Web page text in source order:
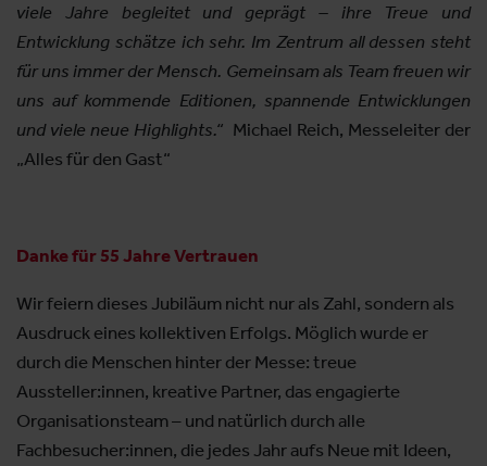
viele Jahre begleitet und geprägt – ihre Treue und
Entwicklung schätze ich sehr. Im Zentrum all dessen steht
für uns immer der Mensch. Gemeinsam als Team freuen wir
uns auf kommende Editionen, spannende Entwicklungen
und viele neue Highlights.“ Michael Reich, Messeleiter der
„Alles für den Gast“
Danke für 55 Jahre Vertrauen
Wir feiern dieses Jubiläum nicht nur als Zahl, sondern als
Ausdruck eines kollektiven Erfolgs. Möglich wurde er
durch die Menschen hinter der Messe: treue
Aussteller:innen, kreative Partner, das engagierte
Organisationsteam – und natürlich durch alle
Fachbesucher:innen, die jedes Jahr aufs Neue mit Ideen,